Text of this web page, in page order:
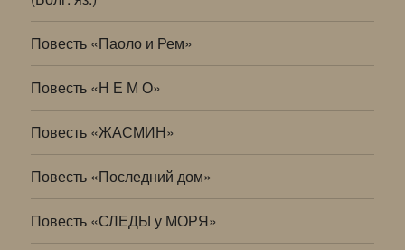
Повесть «Паоло и Рем»
Повесть «Н Е М О»
Повесть «ЖАСМИН»
Повесть «Последний дом»
Повесть «СЛЕДЫ у МОРЯ»